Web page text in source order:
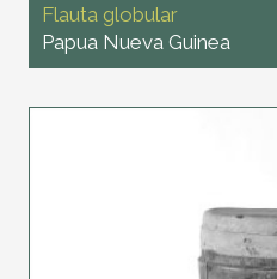
Flauta globular
Papua Nueva Guinea